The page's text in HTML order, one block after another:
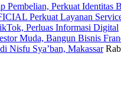
Perkuat Identitas
Perkuat Layanan
Perluas Informasi Digital
Muda, Bangun Bisnis
Nisfu Sya’ban, Makassar